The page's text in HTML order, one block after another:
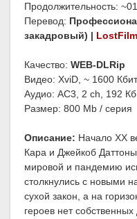
Продолжительность:
Перевод:
закадровый) |
Качество: WEB-DLRip
Видео: XviD, ~ 1600
Аудио: AC3, 2 ch, 192
Размер: 800 Mb / серия
Описание: Начало XX
Кара и Джейкоб
мировой и пандемию
столкнулись с новыми
сухой закон, а на
героев нет